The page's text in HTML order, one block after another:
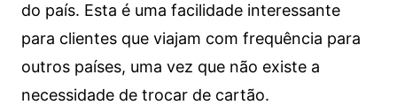
do país. Esta é uma facilidade interessante
para clientes que viajam com frequência para
outros países, uma vez que não existe a
necessidade de trocar de cartão.